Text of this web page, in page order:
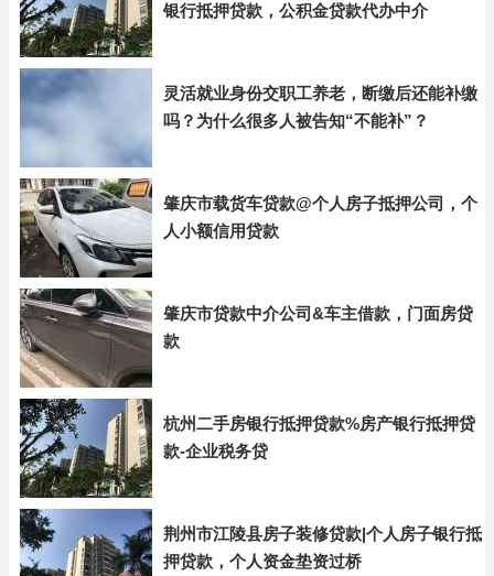
银行抵押贷款，公积金贷款代办中介
灵活就业身份交职工养老，断缴后还能补缴
吗？为什么很多人被告知“不能补”？
肇庆市载货车贷款@个人房子抵押公司，个
人小额信用贷款
肇庆市贷款中介公司&车主借款，门面房贷
款
杭州二手房银行抵押贷款%房产银行抵押贷
款-企业税务贷
荆州市江陵县房子装修贷款|个人房子银行抵
押贷款，个人资金垫资过桥